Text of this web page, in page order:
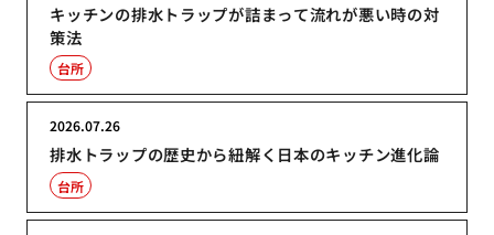
キッチンの排水トラップが詰まって流れが悪い時の対
策法
台所
排水トラップの歴史から紐解く日本のキッチン進化論
2026.07.26
台所